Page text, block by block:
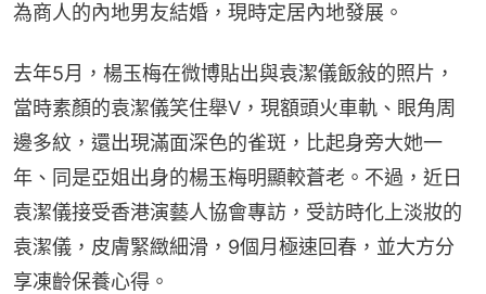
為商人的內地男友結婚，現時定居內地發展。
去年5月，楊玉梅在微博貼出與袁潔儀飯敍的照片，
當時素顏的袁潔儀笑住舉V，現額頭火車軌、眼角周
邊多紋，還出現滿面深色的雀斑，比起身旁大她一
年、同是亞姐出身的楊玉梅明顯較蒼老。不過，近日
袁潔儀接受香港演藝人協會專訪，受訪時化上淡妝的
袁潔儀，皮膚緊緻細滑，9個月極速回春，並大方分
享凍齡保養心得。